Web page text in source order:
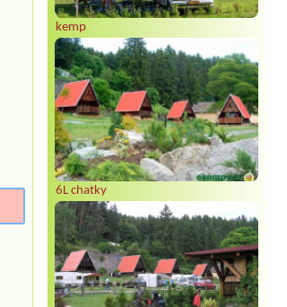
kemp
6L chatky